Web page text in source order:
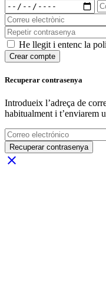
He llegit i entenc la
Crear compte
Recuperar contrasenya
Introdueix l’adreça de
habitualment i t’enviarem
Recuperar contrasenya
close